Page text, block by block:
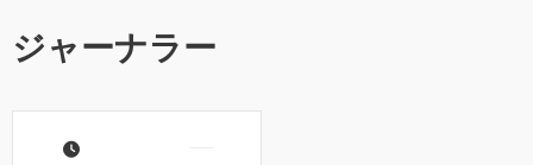
ジャーナラー